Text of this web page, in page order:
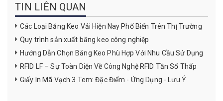
TIN LIÊN QUAN
Các Loại Băng Keo Vải Hiện Nay Phổ Biến Trên Thị Trường
Quy trình sản xuất băng keo công nghiệp
Hướng Dẫn Chọn Băng Keo Phù Hợp Với Nhu Cầu Sử Dụng
RFID LF – Sự Toàn Diện Về Công Nghệ RFID Tần Số Thấp
Giấy In Mã Vạch 3 Tem: Đặc Điểm - Ứng Dụng - Lưu Ý